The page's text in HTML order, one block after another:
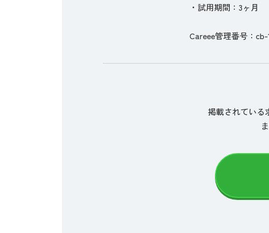
・試用期間：3ヶ月
Careee管理番号：cb-
掲載されている